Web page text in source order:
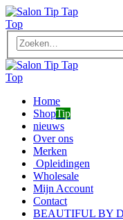
Home
ShopTip
nieuws
Over ons
Merken
Opleidingen
Wholesale
Mijn Account
Contact
BEAUTIFUL BY